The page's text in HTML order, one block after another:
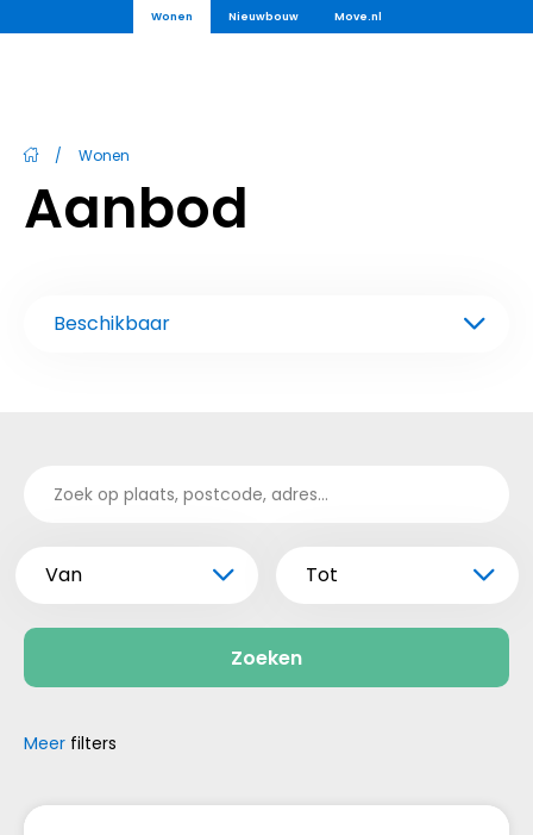
Wonen Nieuwbouw Move.nl
/ Wonen
Aanbod
Beschikbaar
Van Tot
Zoeken
Meer filters